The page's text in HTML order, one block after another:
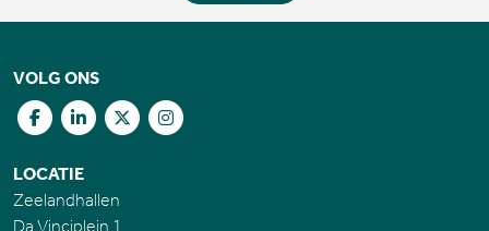
VOLG ONS
LOCATIE
Zeelandhallen
Da Vinciplein 1